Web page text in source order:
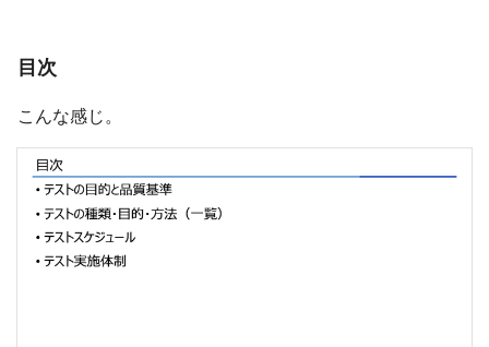
目次
こんな感じ。